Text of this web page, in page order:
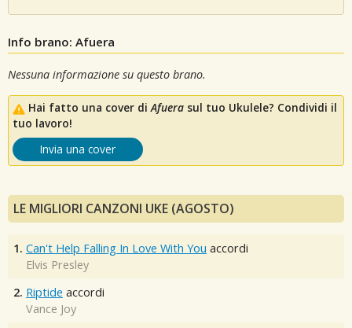
Info brano: Afuera
Nessuna informazione su questo brano.
Hai fatto una cover diAfuera sul tuo Ukulele? Condividi il
tuo lavoro!
Invia una cover
LE MIGLIORI CANZONI UKE (AGOSTO)
1. Can't Help Falling In Love With You accordi
Elvis Presley
2. Riptide accordi
Vance Joy